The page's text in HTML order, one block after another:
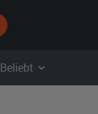
Beliebt